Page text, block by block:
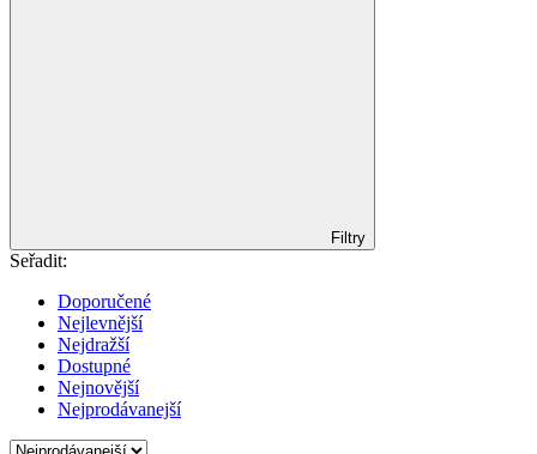
Filtry
Seřadit:
Doporučené
Nejlevnější
Nejdražší
Dostupné
Nejnovější
Nejprodávanejší